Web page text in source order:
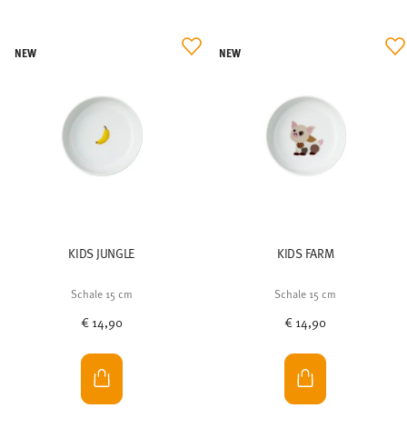
KIDS JUNGLE
Schale 15 cm
€ 14,90
NEW
KIDS FARM
Schale 15 cm
€ 14,90
NEW